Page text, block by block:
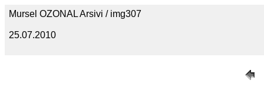
Mursel OZONAL Arsivi / img307
25.07.2010